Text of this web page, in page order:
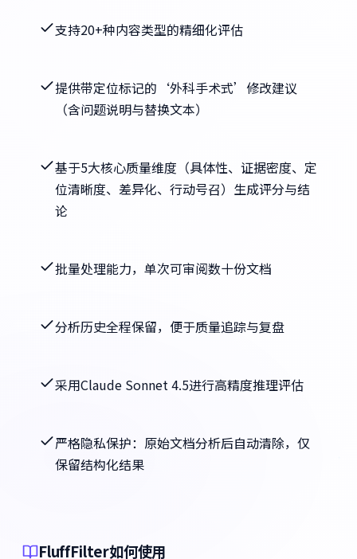
支持20+种内容类型的精细化评估
提供带定位标记的‘外科手术式’修改建议
（含问题说明与替换文本）
基于5大核心质量维度（具体性、证据密度、定
位清晰度、差异化、行动号召）生成评分与结
论
批量处理能力，单次可审阅数十份文档
分析历史全程保留，便于质量追踪与复盘
采用Claude Sonnet 4.5进行高精度推理评估
严格隐私保护：原始文档分析后自动清除，仅
保留结构化结果
FluffFilter如何使用